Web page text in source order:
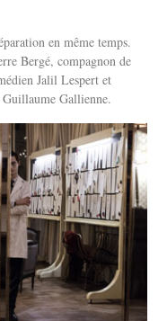
en même temps.
Bergé, compagnon de
Jalil Lespert et
Gallienne.